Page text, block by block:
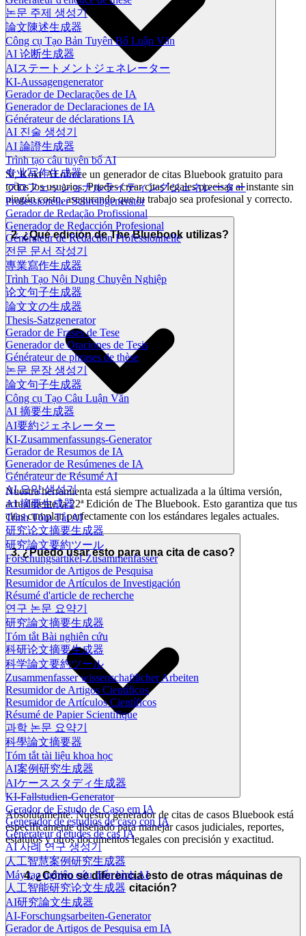
논문 주제 생성기
論文陳述生成器
Công cụ Tạo Bản Tuyên Bố Luận Văn
AI 论断生成器
AIステートメントジェネレーター
KI-Aussagengenerator
Gerador de Declarações de IA
Generador de Declaraciones de IA
Générateur de déclarations IA
AI 진술 생성기
AI 論證生成器
Trình tạo câu tuyên bố AI
专业写作生成器
プロフェッショナルライティングジェネレーター
Professioneller Schreibgenerator
Gerador de Redação Profissional
Generador de Redacción Profesional
Générateur de Rédaction Professionnelle
전문 문서 작성기
專業寫作生成器
Trình Tạo Nội Dung Chuyên Nghiệp
论文句子生成器
論文文の生成器
Thesis-Satzgenerator
Gerador de Frases de Tese
Generador de Oraciones de Tesis
Générateur de phrases de thèse
논문 문장 생성기
論文句子生成器
Công cụ Tạo Câu Luận Văn
AI 摘要生成器
AI要約ジェネレーター
KI-Zusammenfassungs-Generator
Gerador de Resumos de IA
Generador de Resúmenes de IA
Générateur de Résumé AI
AI 요약 생성기
AI 摘要生成器
Trình Tóm Tắt AI
研究论文摘要生成器
研究論文要約ツール
Forschungsartikel-Zusammenfasser
Resumidor de Artigos de Pesquisa
Resumidor de Artículos de Investigación
Résumé d'article de recherche
연구 논문 요약기
研究論文摘要生成器
Tóm tắt Bài nghiên cứu
科研论文摘要生成器
科学論文要約ツール
Zusammenfasser wissenschaftlicher Arbeiten
Resumidor de Artigos Científicos
Resumidor de Artículos Científicos
Résumé de Papier Scientifique
과학 논문 요약기
科學論文摘要器
Tóm tắt tài liệu khoa học
AI案例研究生成器
AIケーススタディ生成器
KI-Fallstudien-Generator
Gerador de Estudo de Caso em IA
Generador de estudios de caso con IA
Générateur d'études de cas IA
AI 사례 연구 생성기
人工智慧案例研究生成器
Máy tạo nghiên cứu điển hình AI
人工智能研究论文生成器
AI研究論文生成器
AI-Forschungsarbeiten-Generator
Gerador de Artigos de Pesquisa em IA
Sí, Koke AI ofrece un generador de citas Bluebook gratuito para
todos los usuarios. Puedes crear citas legales precisas al instante sin
ningún costo, asegurando que tu trabajo sea profesional y correcto.
2. ¿Qué edición de The Bluebook utilizas?
Nuestra herramienta está siempre actualizada a la última versión,
actualmente la 22ª Edición de The Bluebook. Esto garantiza que tus
citas cumplan perfectamente con los estándares legales actuales.
3. ¿Puedo usar esto para una cita de caso?
Absolutamente. Nuestro generador de citas de casos Bluebook está
específicamente diseñado para manejar casos judiciales, reportes,
estatutos y otros documentos legales con precisión y exactitud.
4. ¿Cómo se diferencia esto de otras máquinas de
citación?